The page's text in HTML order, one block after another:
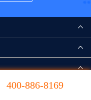
400-886-8169